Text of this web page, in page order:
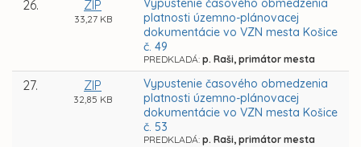
26. ZIP
33,27 KB
Vypustenie časového obmedzenia
platnosti územno-plánovacej
dokumentácie vo VZN mesta Košice
č. 49
PREDKLADÁ: p. Raši, primátor mesta
27. ZIP
32,85 KB
Vypustenie časového obmedzenia
platnosti územno-plánovacej
dokumentácie vo VZN mesta Košice
č. 53
PREDKLADÁ: p. Raši, primátor mesta